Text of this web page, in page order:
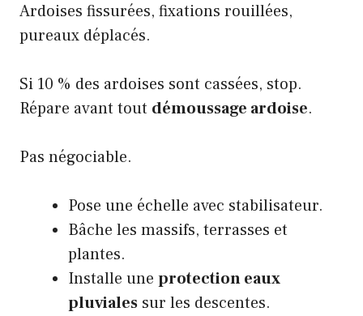
Ardoises fissurées, fixations rouillées,
pureaux déplacés.
Si 10 % des ardoises sont cassées, stop.
Répare avant tout démoussage ardoise.
Pas négociable.
Pose une échelle avec stabilisateur.
Bâche les massifs, terrasses et
plantes.
Installe une protection eaux
pluviales sur les descentes.